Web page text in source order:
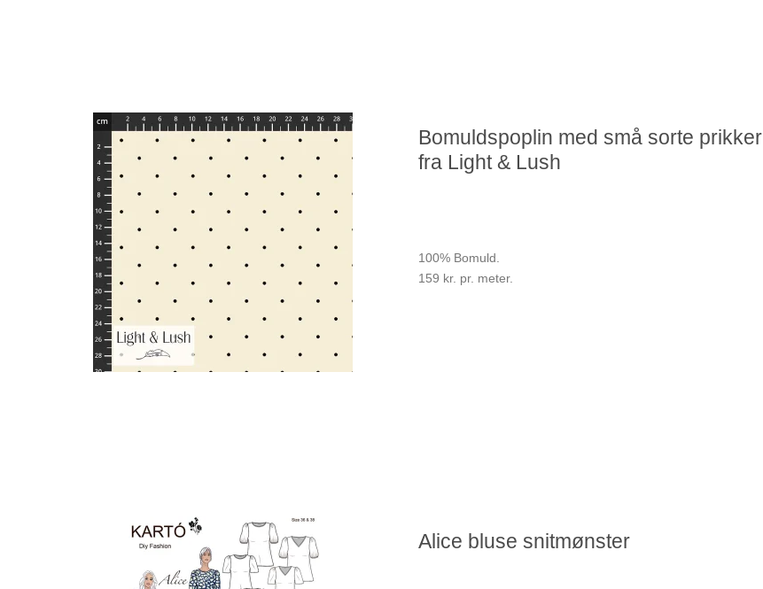
Bomuldspoplin med små sorte prikker
fra Light & Lush
100% Bomuld.
159 kr. pr. meter.
Alice bluse snitmønster